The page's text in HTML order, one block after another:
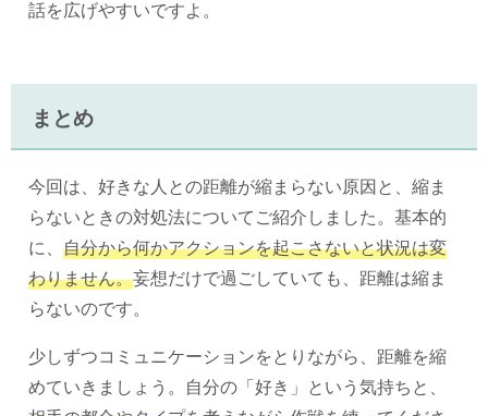
話を広げやすいですよ。
まとめ
今回は、好きな人との距離が縮まらない原因と、縮ま
らないときの対処法についてご紹介しました。基本的
に、 自分から何かアクションを起こさないと状況は変
わりません。妄想だけで過ごしていても、距離は縮ま
らないのです。
少しずつコミュニケーションをとりながら、距離を縮
めていきましょう。自分の「好き」という気持ちと、